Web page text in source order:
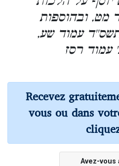
מט, ובהוספות
עמוד שע,
עמוד רסז
Recevez
vous ou dans
Avez-vous